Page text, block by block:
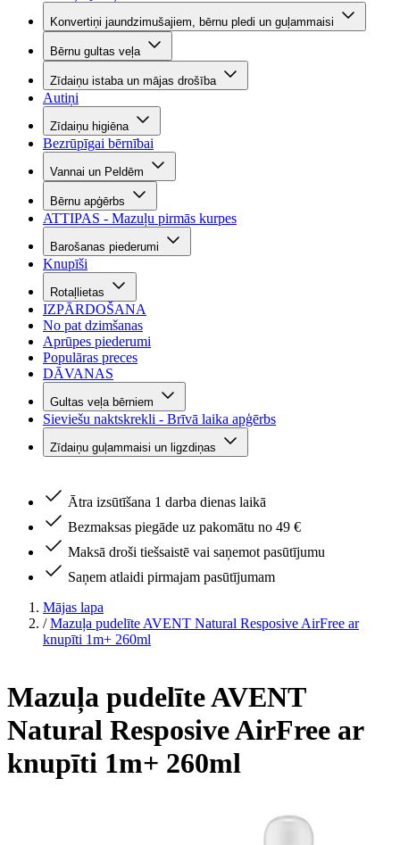
Konvertiņi jaundzimušajiem, bērnu pledi un guļammaisi
Bērnu gultas veļa
Zīdaiņu istaba un mājas drošība
Autiņi
Zīdaiņu higiēna
Bezrūpīgai bērnībai
Vannai un Peldēm
Bērnu apģērbs
ATTIPAS - Mazuļu pirmās kurpes
Barošanas piederumi
Knupīši
Rotaļlietas
IZPĀRDOŠANA
No pat dzimšanas
Aprūpes piederumi
Populāras preces
DĀVANAS
Gultas veļa bērniem
Sieviešu naktskrekli - Brīvā laika apģērbs
Zīdaiņu guļammaisi un ligzdiņas
Ātra izsūtīšana 1 darba dienas laikā
Bezmaksas piegāde uz pakomātu no 49 €
Maksā droši tiešsaistē vai saņemot pasūtījumu
Saņem atlaidi pirmajam pasūtījumam
Mājas lapa
/ Mazuļa pudelīte AVENT Natural Resposive AirFree ar
knupīti 1m+ 260ml
Mazuļa pudelīte AVENT
Natural Resposive AirFree ar
knupīti 1m+ 260ml